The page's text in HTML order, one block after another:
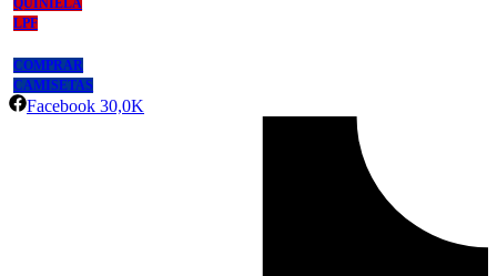
QUINIELA
LPF
COMPRAR
CAMISETAS
Facebook 30,0K